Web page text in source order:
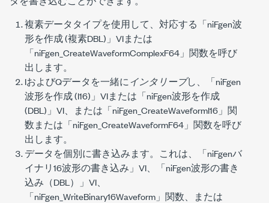
複素データタイプを使用して、対応する「niFgen波
形を作成 (複素DBL)」VIまたは
「niFgen_CreateWaveformComplexF64 」関数を呼び
出します。
IおよびQデータを一緒にインタリーブし、「niFgen
波形を作成 (I16)」VIまたは「niFgen波形を作成
(DBL)」VI、または「niFgen_CreateWaveformI16 」関
数または「niFgen_CreateWaveformF64 」関数を呼び
出します。
データを個別に書き込みます。これは、「niFgenバ
イナリ16波形の書き込み」VI、「niFgen波形の書き
込み（DBL）」VI、
「niFgen_WriteBinary16Waveform 」関数、または